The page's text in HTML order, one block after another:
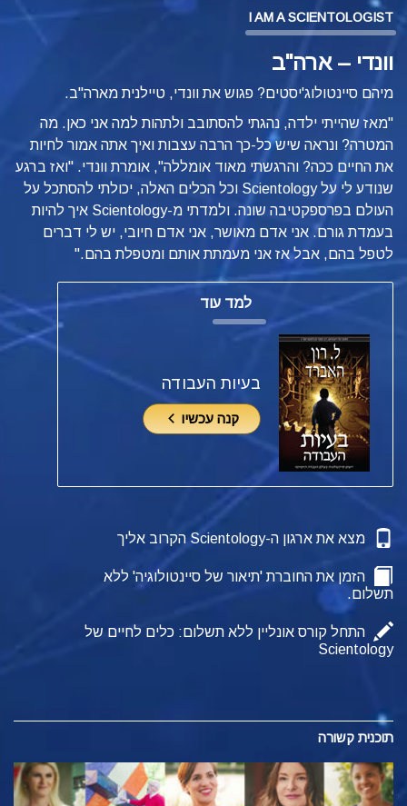
I AM A SCIENTOLOGIST
וונדי – ארה"ב
מיהם סיינטולוג'יסטים? פגוש את וונדי, טיילנית מארה"ב.
"מאז שהייתי ילדה, נהגתי להסתובב ולתהות למה אני כאן. מה
המטרה? ונראה שיש כל-כך הרבה עצבות ואיך אתה אמור לחיות
את החיים ככה? והרגשתי מאוד אומללה", אומרת וונדי. "ואז ברגע
שנודע לי על Scientology וכל הכלים האלה, יכולתי להסתכל על
העולם בפרספקטיבה שונה. ולמדתי מ-Scientology איך להיות
בעמדת גורם. אני אדם מאושר, אני אדם חיובי, יש לי דברים
לטפל בהם, אבל אז אני מעמתת אותם ומטפלת בהם."
למד עוד
בעיות העבודה
קנה עכשיו
מצא את ארגון ה-Scientology הקרוב אליך
הזמן את החוברת 'תיאור של סיינטולוגיה' ללא
תשלום.
התחל קורס אונליין ללא תשלום: כלים לחיים של
Scientology
תוכנית קשורה